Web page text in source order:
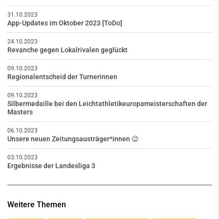
31.10.2023
App-Updates im Oktober 2023 [ToDo]
24.10.2023
Revanche gegen Lokalrivalen geglückt
09.10.2023
Regionalentscheid der Turnerinnen
09.10.2023
Silbermedaille bei den Leichtathletikeuropameisterschaften der
Masters
06.10.2023
Unsere neuen Zeitungsausträger*innen 😉
03.10.2023
Ergebnisse der Landesliga 3
Weitere Themen